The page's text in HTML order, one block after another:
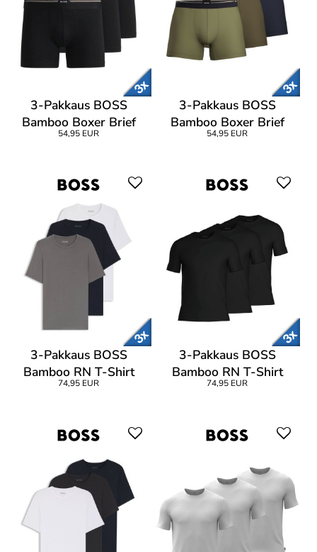
3-Pakkaus BOSS
Bamboo Boxer Brief
54,95 EUR
3-Pakkaus BOSS
Bamboo Boxer Brief
54,95 EUR
3-Pakkaus BOSS
Bamboo RN T-Shirt
74,95 EUR
3-Pakkaus BOSS
Bamboo RN T-Shirt
74,95 EUR